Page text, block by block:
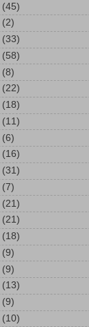
(45)
(2)
(33)
(58)
(8)
(22)
(18)
(11)
(6)
(16)
(31)
(7)
(21)
(21)
(18)
(9)
(9)
(13)
(9)
(10)